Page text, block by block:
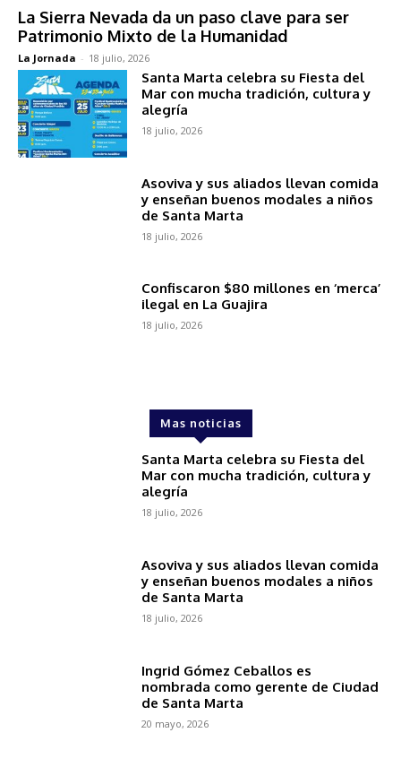
La Sierra Nevada da un paso clave para ser
Patrimonio Mixto de la Humanidad
La Jornada - 18 julio, 2026
Santa Marta celebra su Fiesta del
Mar con mucha tradición, cultura y
alegría
18 julio, 2026
Asoviva y sus aliados llevan comida
y enseñan buenos modales a niños
de Santa Marta
18 julio, 2026
Confiscaron $80 millones en ‘merca’
ilegal en La Guajira
18 julio, 2026
Mas noticias
Santa Marta celebra su Fiesta del
Mar con mucha tradición, cultura y
alegría
18 julio, 2026
Asoviva y sus aliados llevan comida
y enseñan buenos modales a niños
de Santa Marta
18 julio, 2026
Ingrid Gómez Ceballos es
nombrada como gerente de Ciudad
de Santa Marta
20 mayo, 2026